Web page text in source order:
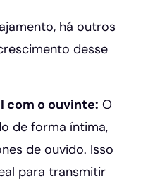
há outros
desse
com o ouvinte: O
de forma íntima,
de ouvido. Isso
para transmitir